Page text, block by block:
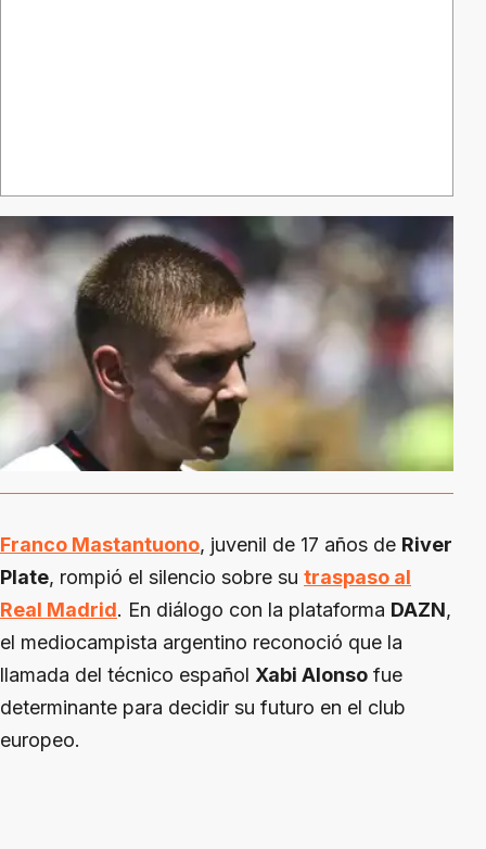
Franco Mastantuono, juvenil de 17 años de River
Plate, rompió el silencio sobre su traspaso al
Real Madrid. En diálogo con la plataforma DAZN,
el mediocampista argentino reconoció que la
llamada del técnico español Xabi Alonso fue
determinante para decidir su futuro en el club
europeo.